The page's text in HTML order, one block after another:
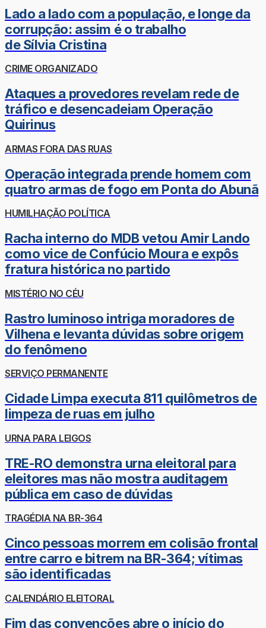
Lado a lado com a população, e longe da
corrupção: assim é o trabalho
de Sílvia Cristina
CRIME ORGANIZADO
Ataques a provedores revelam rede de
tráfico e desencadeiam Operação
Quirinus
ARMAS FORA DAS RUAS
Operação integrada prende homem com
quatro armas de fogo em Ponta do Abunã
HUMILHAÇÃO POLÍTICA
Racha interno do MDB vetou Amir Lando
como vice de Confúcio Moura e expôs
fratura histórica no partido
MISTÉRIO NO CÉU
Rastro luminoso intriga moradores de
Vilhena e levanta dúvidas sobre origem
do fenômeno
SERVIÇO PERMANENTE
Cidade Limpa executa 811 quilômetros de
limpeza de ruas em julho
URNA PARA LEIGOS
TRE-RO demonstra urna eleitoral para
eleitores mas não mostra auditagem
pública em caso de dúvidas
TRAGÉDIA NA BR-364
Cinco pessoas morrem em colisão frontal
entre carro e bitrem na BR-364; vítimas
são identificadas
CALENDÁRIO ELEITORAL
Fim das convenções abre o início do